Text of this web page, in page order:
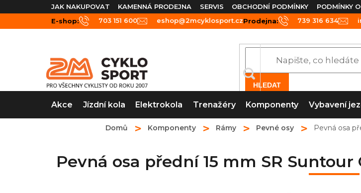
na
obsah
JAK NAKUPOVAT KAMENNÁ PRODEJNA SERVIS OBCHODNÍ PODMÍNKY PODMÍNKY
E-shop:
703 151 600 eshop@2mcyklosport.czProdejna: 739 316 634
HLEDAT
Akce Jízdní kola Elektrokola Trenažéry Komponenty Vybavení
Domů Komponenty Rámy Pevné osy Pevná osa
Pevná osa přední 15 mm SR